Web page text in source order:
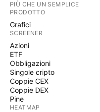
PIÙ CHE UN SEMPLICE
PRODOTTO
Grafici
SCREENER
Azioni
ETF
Obbligazioni
Singole cripto
Coppie CEX
Coppie DEX
Pine
HEATMAP